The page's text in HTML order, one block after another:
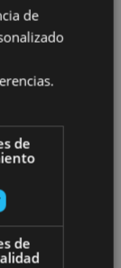
de
de
de